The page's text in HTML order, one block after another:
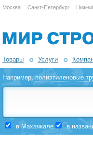
Москва Санкт-Петербург
Товары Услуги
Например,полиэтиленовые
в Махачкале в